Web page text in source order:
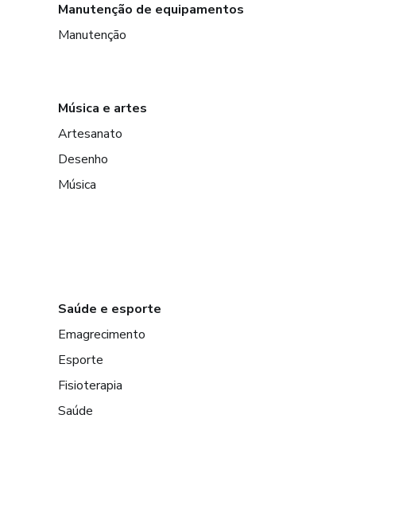
Manutenção de equipamentos
Manutenção
Música e artes
Artesanato
Desenho
Música
Saúde e esporte
Emagrecimento
Esporte
Fisioterapia
Saúde